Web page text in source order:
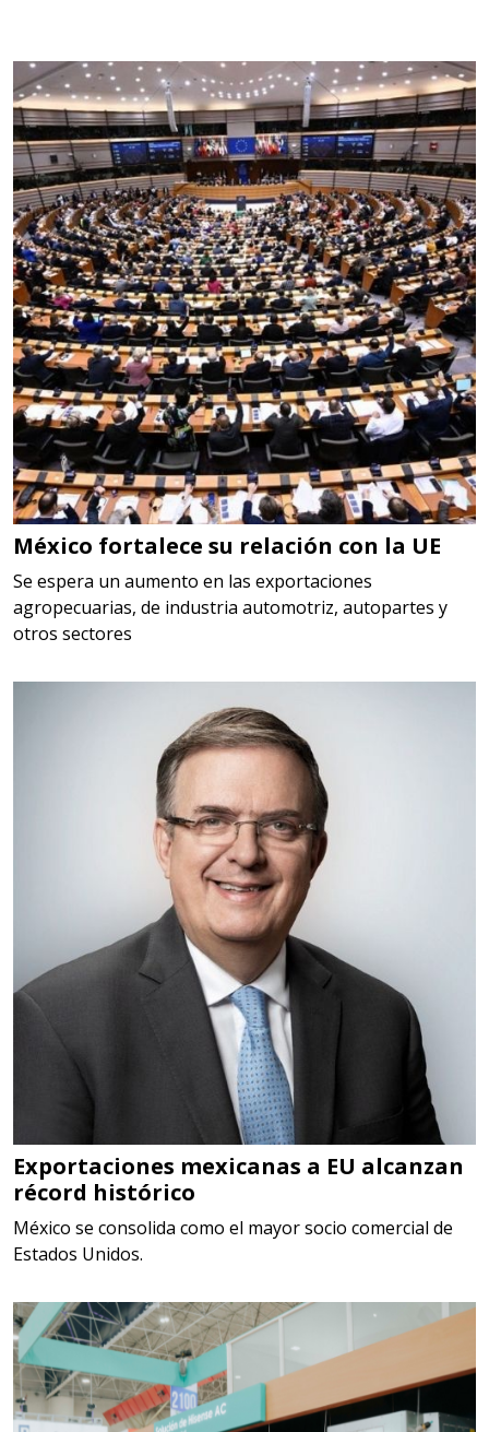
Empresa en Jalisco
Requiere:
LOGÍSTICA
Especificaciones:
cualquiera
Aplicar al Requerimiento
Empresa en Querétaro
Requiere:
HERRAMIENTAS DE CORTE
Especificaciones:
HSS, CON RECUBRIMIENTO,
CARBURO, RIMAS, ENDMILLS,
BROCAS, LIMAS, ETC
Aplicar al Requerimiento
Empresa en Querétaro
Requiere:
HERRAMIENTAS DE TORQUE
Especificaciones:
TORQUE CONTROLADO,
MECANICOS, ELECTRONICOS,
DIGITALES, MULTIPLICADORES,
PARA PUNTAS,
Aplicar al Requerimiento
Empresa en Estado de México
SCRAP
Somos Proveedores de GESTION
DE RESIDUOS Y DESTRUCCION
FISCAL
Aplicar al Requerimiento
Empresa en Jalisco
Requiere:
MATERIALES PARA SELLOS DE
México fortalece su relación con la UE
Se espera un aumento en las exportaciones
agropecuarias, de industria automotriz, autopartes y
otros sectores
Exportaciones mexicanas a EU alcanzan
récord histórico
México se consolida como el mayor socio comercial de
Estados Unidos.